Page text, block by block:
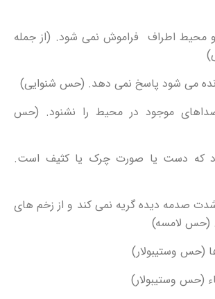
و محیط اطراف فراموش نمی شود. (از جمله
موجود در محیط را نشنود. (حس
که دست یا صورت چرک یا کثیف است.
شدت صدمه دیده گریه نمی کند و از زخم های
(حس لامسه)